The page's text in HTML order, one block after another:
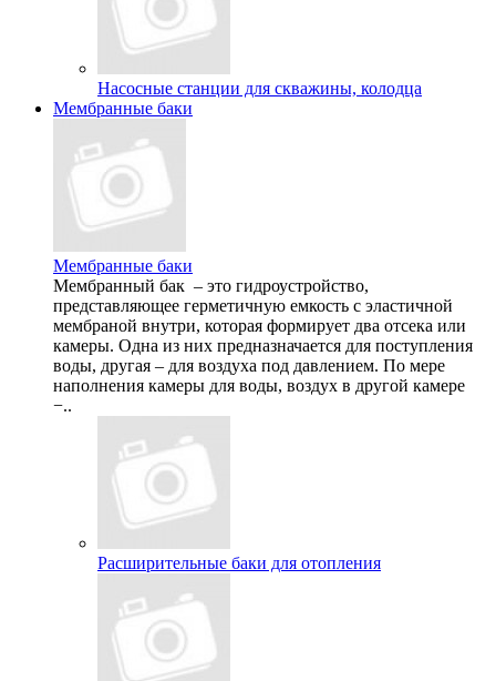
Насосные станции для скважины, колодца
Мембранные баки
Мембранные баки
Мембранный бак – это гидроустройство,
представляющее герметичную емкость с эластичной
мембраной внутри, которая формирует два отсека или
камеры. Одна из них предназначается для поступления
воды, другая – для воздуха под давлением. По мере
наполнения камеры для воды, воздух в другой камере
−..
Расширительные баки для отопления